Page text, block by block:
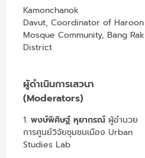
Kamonchanok
Davut, Coordinator of Haroon
Mosque Community, Bang Rak
District
ผู้ดำเนินการเสวนา
(Moderators)
1. พงษ์พิศิษฐ์ หุยากรณ์ ผู้อำนวย
การศูนย์วิจัยชุมชนเมือง Urban
Studies Lab